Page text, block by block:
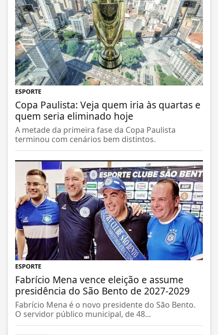
ESPORTE
Copa Paulista: Veja quem iria às quartas e
quem seria eliminado hoje
A metade da primeira fase da Copa Paulista
terminou com cenários bem distintos.
ESPORTE
Fabrício Mena vence eleição e assume
presidência do São Bento de 2027-2029
Fabrício Mena é o novo presidente do São Bento.
O servidor público municipal, de 48...